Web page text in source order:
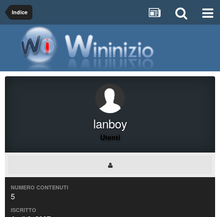
Indice
lanboy
Utenti
NUMERO CONTENUTI
5
ISCRITTO